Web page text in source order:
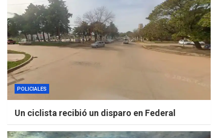
POLICIALES
Un ciclista recibió un disparo en Federal